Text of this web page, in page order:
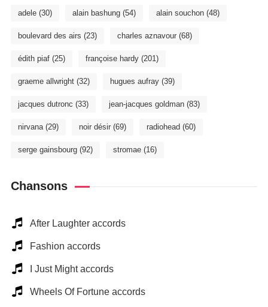
adele(30) alain bashung(54) alain souchon(48)
boulevard des airs (23) charles aznavour(68)
édith piaf(25) françoise hardy(201)
graeme allwright(32) hugues aufray(39)
jacques dutronc (33) jean-jacques goldman(83)
nirvana(29) noir désir(69) radiohead (60)
serge gainsbourg(92) stromae(16)
Chansons
After Laughter accords
Fashion accords
I Just Might accords
Wheels Of Fortune accords